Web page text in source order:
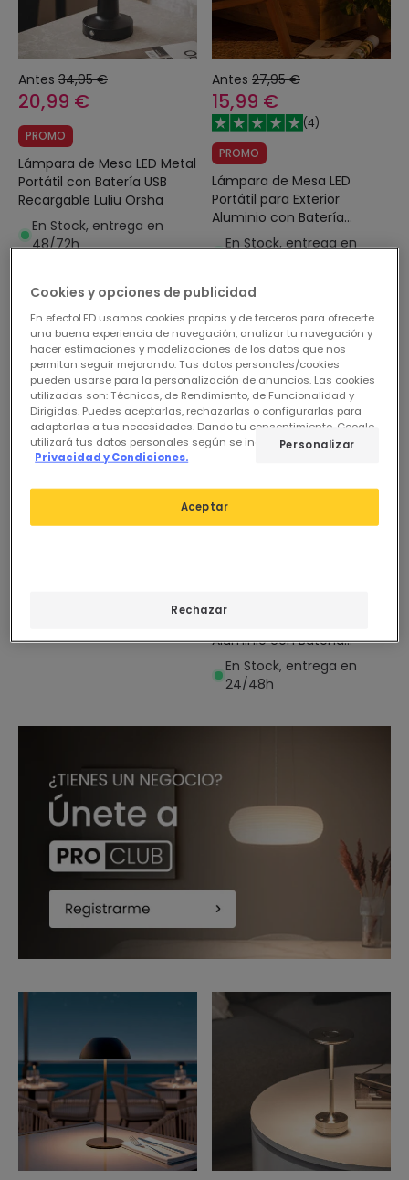
Antes 34,95 €
20,99 €
PROMO
Lámpara de Mesa LED Metal
Portátil con Batería USB
Recargable Luliu Orsha
En Stock, entrega en
48/72h
Antes 27,95 €
15,99 €
(4)
PROMO
Lámpara de Mesa LED
Portátil para Exterior
Aluminio con Batería
Recargable Epinay
En Stock, entrega en
-43%
Antes
15,99 €
Lámpara de Mesa LED
Aluminio con Batería
Recargable Epinay
En Stock, entrega en
24/48h
Cookies y opciones de publicidad
En efectoLED usamos cookies propias y de terceros para ofrecerte
una buena experiencia de navegación, analizar tu navegación y
hacer estimaciones y modelizaciones de los datos que nos
permitan seguir mejorando. Tus datos personales/cookies
pueden usarse para la personalización de anuncios. Las cookies
utilizadas son: Técnicas, de Rendimiento, de Funcionalidad y
Dirigidas. Puedes aceptarlas, rechazarlas o configurarlas para
adaptarlas a tus necesidades. Dando tu consentimiento, Google
utilizará tus datos personales según se indica en su sitio de
Privacidad y Condiciones.
Rechazar
Aceptar
Personalizar